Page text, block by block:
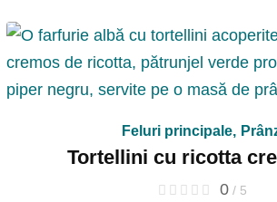
Feluri principale,
Tortellini cu ricotta
0/ 5